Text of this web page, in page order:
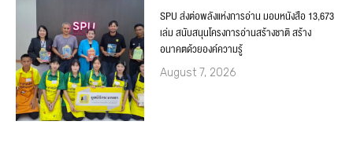
SPU ส่งต่อพลังแห่งการอ่าน มอบหนังสือ 13,673
เล่ม สนับสนุนโครงการอ่านสร้างชาติ สร้าง
อนาคตด้วยองค์ความรู้
August 7, 2026